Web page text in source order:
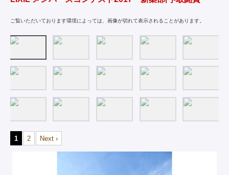
ご覧いただいております環境によっては、画像が切れて表示されることがあります。
1 2 Next ›